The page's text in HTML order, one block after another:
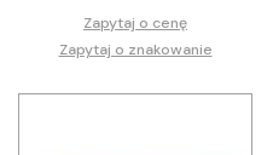
Zapytaj o cenę
Zapytaj o znakowanie